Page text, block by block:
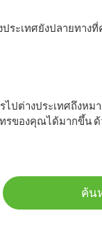
ระเทศยังปลายทาง
ปต่างประเทศถึง
ของคุณได้มากขึ้น
ค้น